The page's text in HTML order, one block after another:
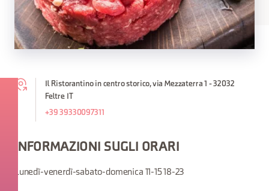
Il Ristorantino in centro storico, via Mezzaterra 1 - 32032
Feltre IT
+39 39330097311
INFORMAZIONI SUGLI ORARI
Lunedì-venerdì-sabato-domenica 11-15 18-23